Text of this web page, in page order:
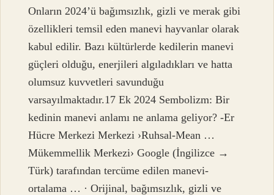
Onların 2024’ü bağımsızlık, gizli ve merak gibi
özellikleri temsil eden manevi hayvanlar olarak
kabul edilir. Bazı kültürlerde kedilerin manevi
güçleri olduğu, enerjileri algıladıkları ve hatta
olumsuz kuvvetleri savunduğu
varsayılmaktadır.17 Ek 2024 Sembolizm: Bir
kedinin manevi anlamı ne anlama geliyor? -Er
Hücre Merkezi Merkezi ›Ruhsal-Mean …
Mükemmellik Merkezi› Google (İngilizce →
Türk) tarafından tercüme edilen manevi-
ortalama … · Orijinal, bağımsızlık, gizli ve